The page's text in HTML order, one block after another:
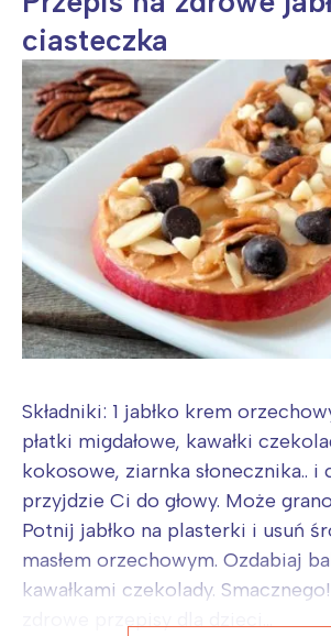
ciasteczka
Składniki: 1 jabłko krem
płatki migdałowe, kawałki
kokosowe, ziarnka słonecznika.. i
przyjdzie Ci do głowy. Może
Potnij jabłko na plasterki i usuń
masłem orzechowym. Ozdabiaj
kawałkami czekolady.